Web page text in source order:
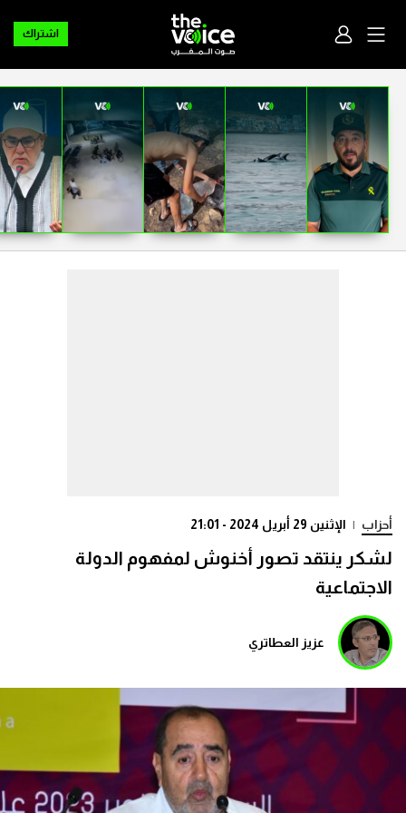
اشتراك
أحزاب | الإثنين 29 أبريل 2024 - 21:01
لشكر ينتقد تصور أخنوش لمفهوم الدولة
الاجتماعية
عزيز العطاتري